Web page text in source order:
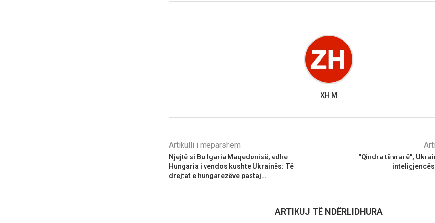
XH M
Artikulli i mëparshëm
Njejtë si Bullgaria Maqedonisë, edhe
Hungaria i vendos kushte Ukrainës: Të
drejtat e hungarezëve pastaj…
“Qindra të vrarë”,
ARTIKUJ TË NDËRLIDHURA